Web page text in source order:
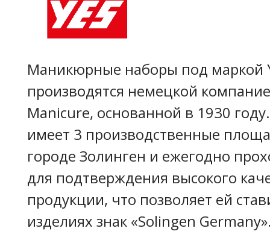
Маникюрные наборы под маркой
производятся немецкой
Manicure, основанной в 1930
имеет 3 производственные
городе Золинген и ежегодно
для подтверждения высокого
продукции, что позволяет ей
изделиях знак «Solingen